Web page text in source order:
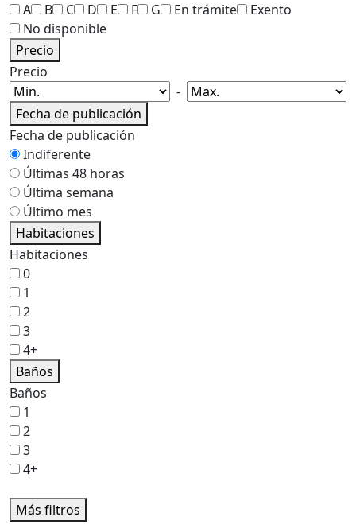
A
B C D E F G En trámite
Exento
No disponible
Precio
Precio
-
Fecha de publicación
Fecha de publicación
Indiferente
Últimas 48 horas
Última semana
Último mes
Habitaciones
Habitaciones
0
1
2
3
4+
Baños
Baños
1
2
3
4+
Más filtros